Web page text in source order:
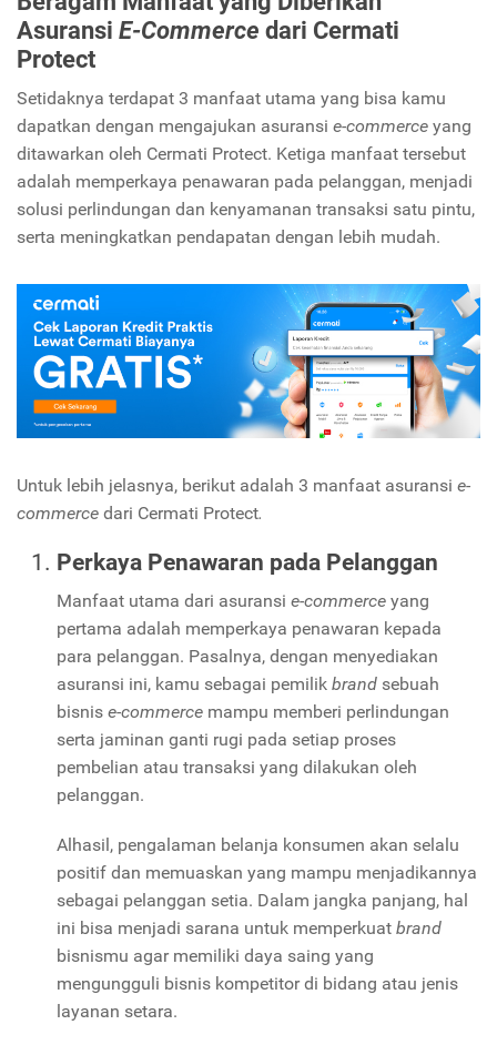
Asuransi E-Commerce dari Cermati
Protect
Setidaknya terdapat 3 manfaat utama yang bisa kamu
dapatkan dengan mengajukan asuransi e-commerce yang
ditawarkan oleh Cermati Protect. Ketiga manfaat tersebut
adalah memperkaya penawaran pada pelanggan, menjadi
solusi perlindungan dan kenyamanan transaksi satu pintu,
serta meningkatkan pendapatan dengan lebih mudah.
Untuk lebih jelasnya, berikut adalah 3 manfaat asuransi e-
commerce dari Cermati Protect.
Perkaya Penawaran pada Pelanggan
Manfaat utama dari asuransi e-commerce yang
pertama adalah memperkaya penawaran kepada
para pelanggan. Pasalnya, dengan menyediakan
asuransi ini, kamu sebagai pemilik brand sebuah
bisnis e-commerce mampu memberi perlindungan
serta jaminan ganti rugi pada setiap proses
pembelian atau transaksi yang dilakukan oleh
pelanggan.
Alhasil, pengalaman belanja konsumen akan selalu
positif dan memuaskan yang mampu menjadikannya
sebagai pelanggan setia. Dalam jangka panjang, hal
ini bisa menjadi sarana untuk memperkuat brand
bisnismu agar memiliki daya saing yang
mengungguli bisnis kompetitor di bidang atau jenis
layanan setara.